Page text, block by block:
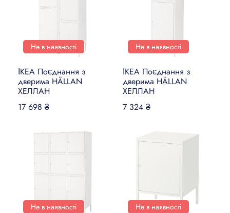
Не в наявності
ІКЕА Поєднання з
дверима HÄLLAN
ХЕЛЛАН
17 698 ₴
Не в наявності
ІКЕА Поєднання з
дверима HÄLLAN
ХЕЛЛАН
7 324 ₴
Не в наявності Не в наявності